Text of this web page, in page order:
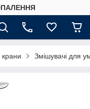
крани Змішувачі для